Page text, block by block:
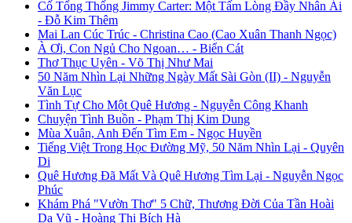
Cố Tổng Thống Jimmy Carter: Một Tấm Lòng Đầy Nhân Ái
- Đỗ Kim Thêm
Mai Lan Cúc Trúc - Christina Cao (Cao Xuân Thanh Ngọc)
À Ơi, Con Ngủ Cho Ngoan… - Biển Cát
Thơ Thục Uyên - Võ Thị Như Mai
50 Năm Nhìn Lại Những Ngày Mất Sài Gòn (II) - Nguyễn
Văn Lục
Tình Tự Cho Một Quê Hương - Nguyễn Công Khanh
Chuyện Tình Buồn - Phạm Thị Kim Dung
Mùa Xuân, Anh Đến Tìm Em - Ngọc Huyền
Tiếng Việt Trong Học Đường Mỹ, 50 Năm Nhìn Lại - Quyên
Di
Quê Hương Đã Mất Và Quê Hương Tìm Lại - Nguyễn Ngọc
Phúc
Khám Phá "Vườn Thơ" 5 Chữ, Thương Đời Của Tần Hoài
Dạ Vũ - Hoàng Thị Bích Hà